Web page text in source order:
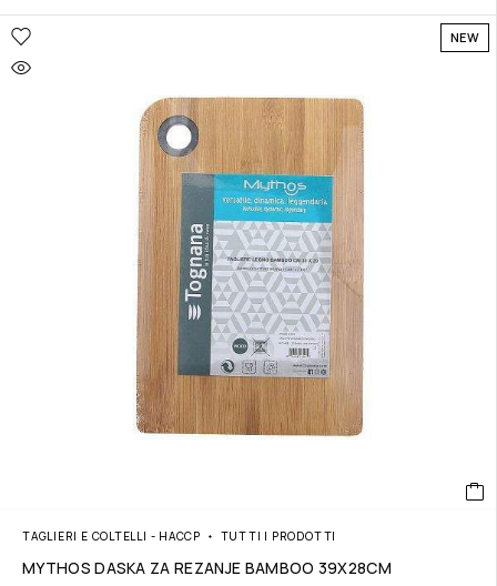
NEW
TAGLIERI E COLTELLI - HACCP TUTTI I PRODOTTI
MYTHOS DASKA ZA REZANJE BAMBOO 39X28CM